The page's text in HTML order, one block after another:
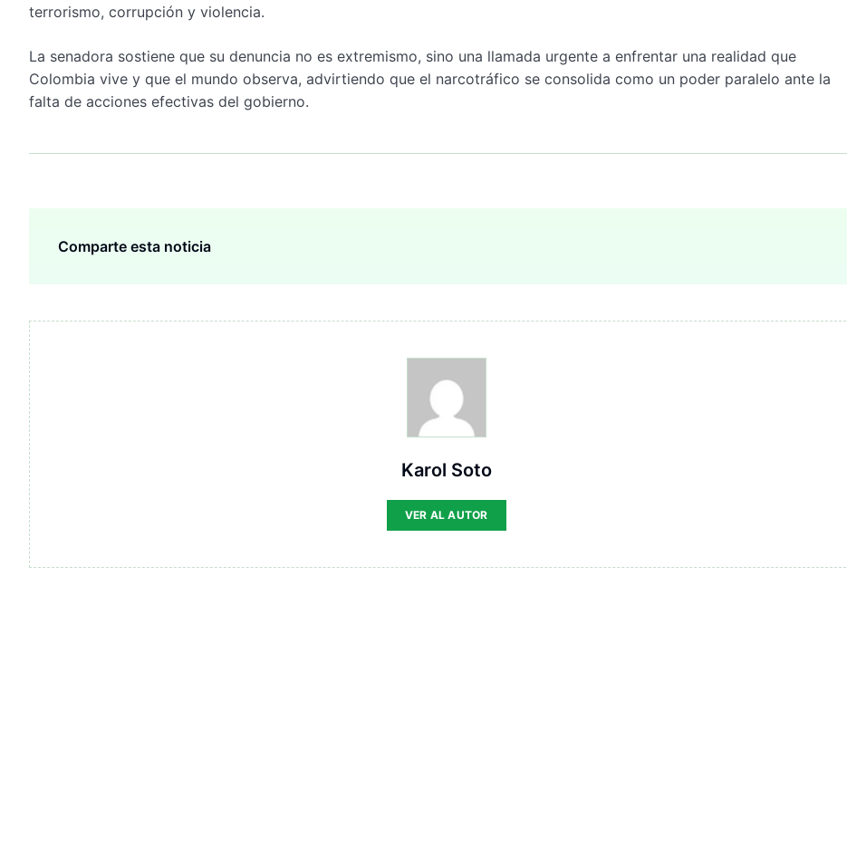
terrorismo, corrupción y violencia.
La senadora sostiene que su denuncia no es extremismo, sino una llamada urgente a enfrentar una realidad que
Colombia vive y que el mundo observa, advirtiendo que el narcotráfico se consolida como un poder paralelo ante la
falta de acciones efectivas del gobierno.
Comparte esta noticia
Karol Soto
VER AL AUTOR